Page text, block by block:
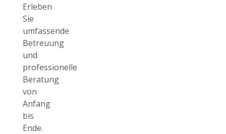
Erleben
Sie
umfassende
Betreuung
und
professionelle
Beratung
von
Anfang
bis
Ende.